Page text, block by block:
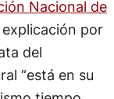
Nacional de
por
del
“está en su